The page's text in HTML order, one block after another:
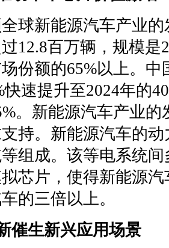
球新能源汽车产业
12.8百万辆，规模是
份额的65%以上。
快速提升至2024年的
。新能源汽车产业
持。新能源汽车的
组成。该等电系统
芯片，使得新能源
的三倍以上。
催生新兴应用场景